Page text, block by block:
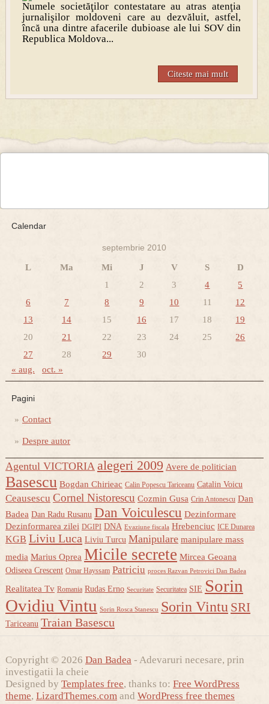
Numele societăţilor contestatare au atras atenţia
jurnalişilor moldoveni care au dezvăluit, astfel,
încă una dintre afacerile dubioase ale lui SOV din
Republica Moldova...
Citeste mai mult
Calendar
septembrie 2010
L Ma Mi J V S
D
1
2 3 4
5
6
7 8 9 10 11
12
13
14 15 16 17 18
19
20
21 22 23 24 25
26
27
28 29 30
« aug. oct. »
Pagini
Contact
Despre autor
Agentul VICTORIA alegeri 2009 Avere de politician
Basescu Bogdan Chirieac Calin Popescu Tariceanu Catalin Voicu
Ceausescu Cornel Nistorescu Cozmin Gusa Crin Antonescu Dan
Badea Dan Radu Rusanu Dan Voiculescu Dezinformare
Dezinformarea zilei DGIPI DNA Evaziune fiscala Hrebenciuc ICE Dunarea
KGB Liviu Luca Liviu Turcu Manipulare manipulare mass
media Marius Oprea Micile secrete Mircea Geoana
Odiseea Crescent Omar Hayssam Patriciu proces Razvan Petrovici Dan Badea
Realitatea Tv Romania Rudas Erno Securitate Securitatea SIE Sorin
Ovidiu Vintu Sorin Rosca Stanescu Sorin Vintu SRI
Tariceanu Traian Basescu
Copyright © 2026 Dan Badea - Adevaruri necesare, prin
investigatii la cheie
Designed by Templates free, thanks to: Free WordPress
theme, LizardThemes.comand WordPress free themes